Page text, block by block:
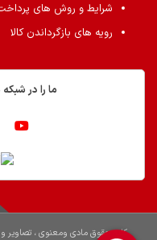
شرایط و روش های
رویه های بازگرداندن کالا
ما را در
کلیه حقوق مادی ومعنوی ، تصاویر و